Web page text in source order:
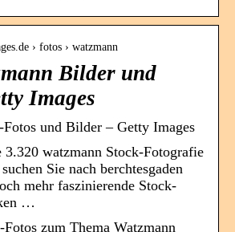
› fotos › watzmann
Bilder und
Images
Fotos und Bilder – Getty Images
3.320 watzmann Stock-Fotografie
Sie nach berchtesgaden
mehr faszinierende Stock-
…
zum Thema Watzmann